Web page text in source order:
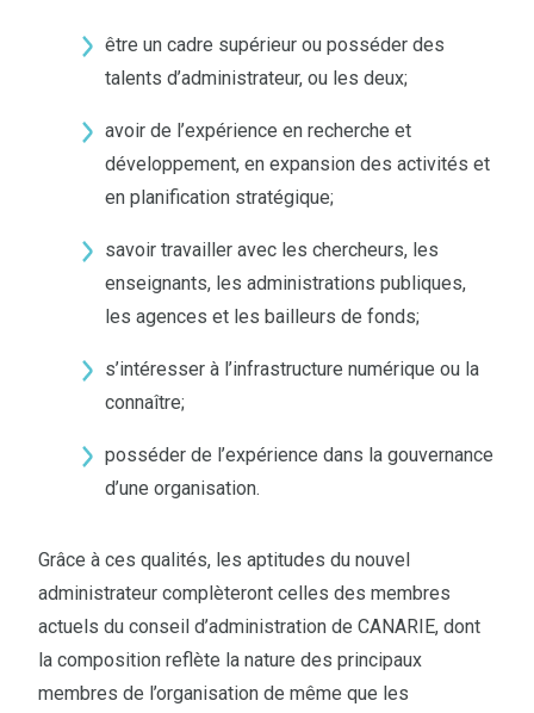
être un cadre supérieur ou posséder des
talents d’administrateur, ou les deux;
avoir de l’expérience en recherche et
développement, en expansion des activités et
en planification stratégique;
savoir travailler avec les chercheurs, les
enseignants, les administrations publiques,
les agences et les bailleurs de fonds;
s’intéresser à l’infrastructure numérique ou la
connaître;
posséder de l’expérience dans la gouvernance
d’une organisation.
Grâce à ces qualités, les aptitudes du nouvel
administrateur complèteront celles des membres
actuels du conseil d’administration de CANARIE, dont
la composition reflète la nature des principaux
membres de l’organisation de même que les